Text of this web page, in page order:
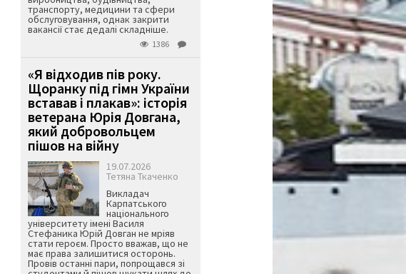
транспорту, медицини та сфери
обслуговування, однак закрити
вакансії стає дедалі складніше.
1386
«Я відходив пів року.
Щоранку під гімн України
вставав і плакав»: історія
ветерана Юрія Довгана,
який добровольцем
пішов на війну
19.07.2026
Тетяна Ткаченко
Викладач
Карпатського
національного
університету імені Василя
Стефаника Юрій Довган не мріяв
стати героєм. Просто вважав, що не
має права залишитися осторонь.
Провів останні пари, попрощався зі